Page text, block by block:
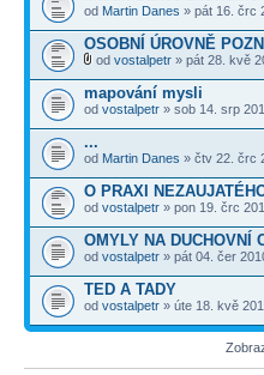
od Martin Danes » pát 16. črc
OSOBNÍ ÚROVNĚ
od vostalpetr » pát 28. kvě
mapování mysli
od vostalpetr » sob 14. srp
...
od Martin Danes » čtv 22. črc
O PRAXI
od vostalpetr » pon 19. črc
OMYLY NA DUCHOVNÍ
od vostalpetr » pát 04. čer
TED A TADY
od vostalpetr » úte 18. kvě